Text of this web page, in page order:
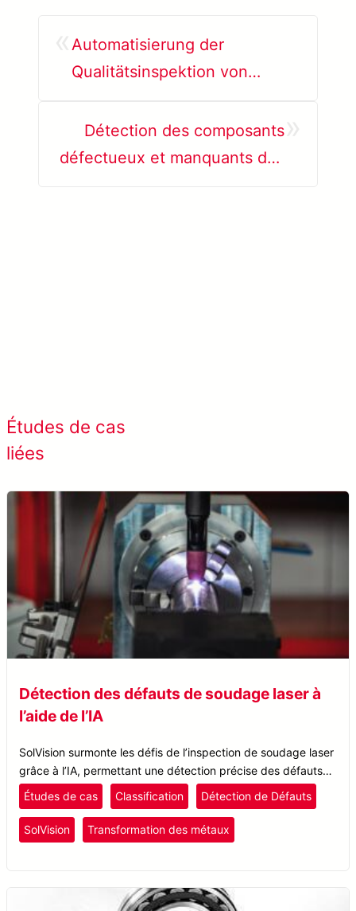
Automatisierung der
Qualitätsinspektion von
Détection des composants
défectueux et manquants des
Études de cas
liées
Détection des défauts de soudage laser à
l’aide de l’IA
SolVision surmonte les défis de l’inspection de soudage laser
grâce à l’IA, permettant une détection précise des défauts
pour améliorer le contrôle de qualité du soudage laser.
Études de cas Classification Détection de Défauts
SolVision Transformation des métaux